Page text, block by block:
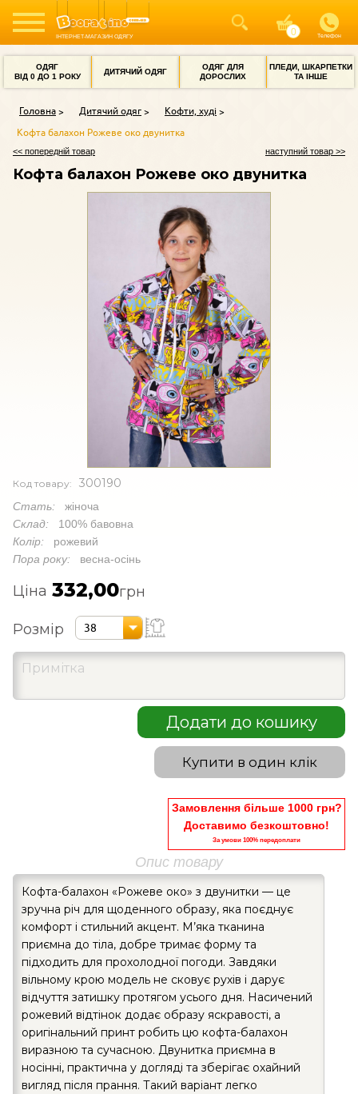
ІНТЕРНЕТ-МАГАЗИН ОДЯГУ Телефон
ОДЯГ
ВІД 0 ДО 1 РОКУ
ДИТЯЧИЙ ОДЯГ
ОДЯГ ДЛЯ
ДОРОСЛИХ
ПЛЕДИ, ШКАРПЕТКИ
ТА ІНШЕ
Головна Дитячий одяг
Кофти, худі
Кофта балахон Рожеве око двунитка
<< попередній товар наступний товар >>
Кофта балахон Рожеве око двунитка
Код товару: 300190
Стать: жіноча
Склад: 100% бавовна
Колір: рожевий
Пора року: весна-осінь
Ціна 332,00грн
Розмір 38
Додати до кошику
Купити в один клік
Замовлення більше 1000 грн?
Доставимо безкоштовно!
За умови 100% передоплати
Опис товару
Кофта-балахон «Рожеве око» з двунитки — це
зручна річ для щоденного образу, яка поєднує
комфорт і стильний акцент. М’яка тканина
приємна до тіла, добре тримає форму та
підходить для прохолодної погоди. Завдяки
вільному крою модель не сковує рухів і дарує
відчуття затишку протягом усього дня. Насичений
рожевий відтінок додає образу яскравості, а
оригінальний принт робить цю кофта-балахон
виразною та сучасною. Двунитка приємна в
носінні, практична у догляді та зберігає охайний
вигляд після прання. Такий варіант легко